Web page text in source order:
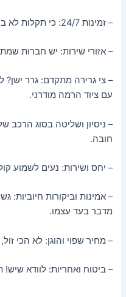
– זמינות 24/7: כי תקלות לא בודקות מה השעה.
– אזורי שירות: יש חברות
– צי גרירה מתקדם: גרר
עם ציוד הרמה מודרני.
– ניסיון ושליטה בסוג
חובה.
– יחס ושירות: נעים לשמוע
– אמינות וביקורות חיוביות:
מדבר בעד עצמו.
– מחיר שפוי והוגן: לא הכי
– ביטוח ואחריות: לוודא שיש!